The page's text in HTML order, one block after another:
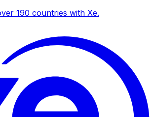
190 countries with Xe.